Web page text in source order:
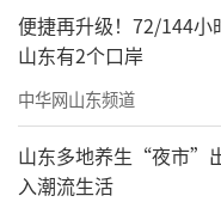
便捷再升级！72/144小
山东有2个口岸
中华网山东频道
山东多地养生“夜市”
入潮流生活